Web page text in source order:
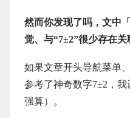
然而你发现了吗，文中
觉、与“7±2”很少存在关
如果文章开头导航菜单
参考了神奇数字7±2，
强算）。